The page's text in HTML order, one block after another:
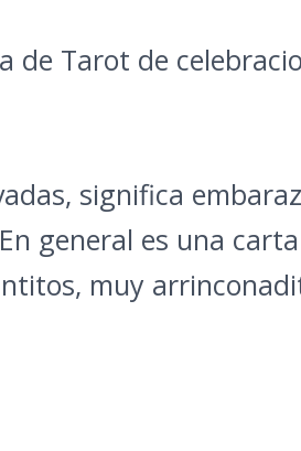
de Tarot de
significa
general es una
muy